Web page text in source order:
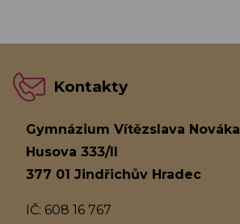
Kontakty
Gymnázium Vítězslava Nováka
Husova 333/II
377 01 Jindřichův Hradec
IČ: 608 16 767